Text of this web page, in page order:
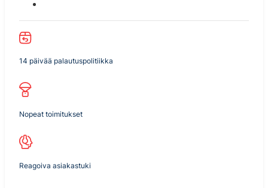
14 päivää palautuspolitiikka
Nopeat toimitukset
Reagoiva asiakastuki